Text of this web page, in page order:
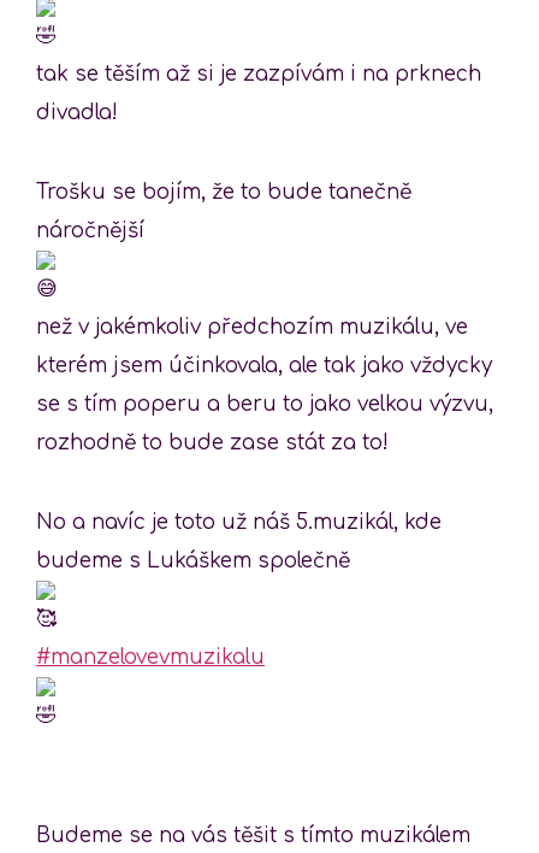
tak se těším až si je zazpívám i na prknech
divadla!
Trošku se bojím, že to bude tanečně
náročnější
než v jakémkoliv předchozím muzikálu, ve
kterém jsem účinkovala, ale tak jako vždycky
se s tím poperu a beru to jako velkou výzvu,
rozhodně to bude zase stát za to!
No a navíc je toto už náš 5.muzikál, kde
budeme s Lukáškem společně
#manzelovevmuzikalu
Budeme se na vás těšit s tímto muzikálem